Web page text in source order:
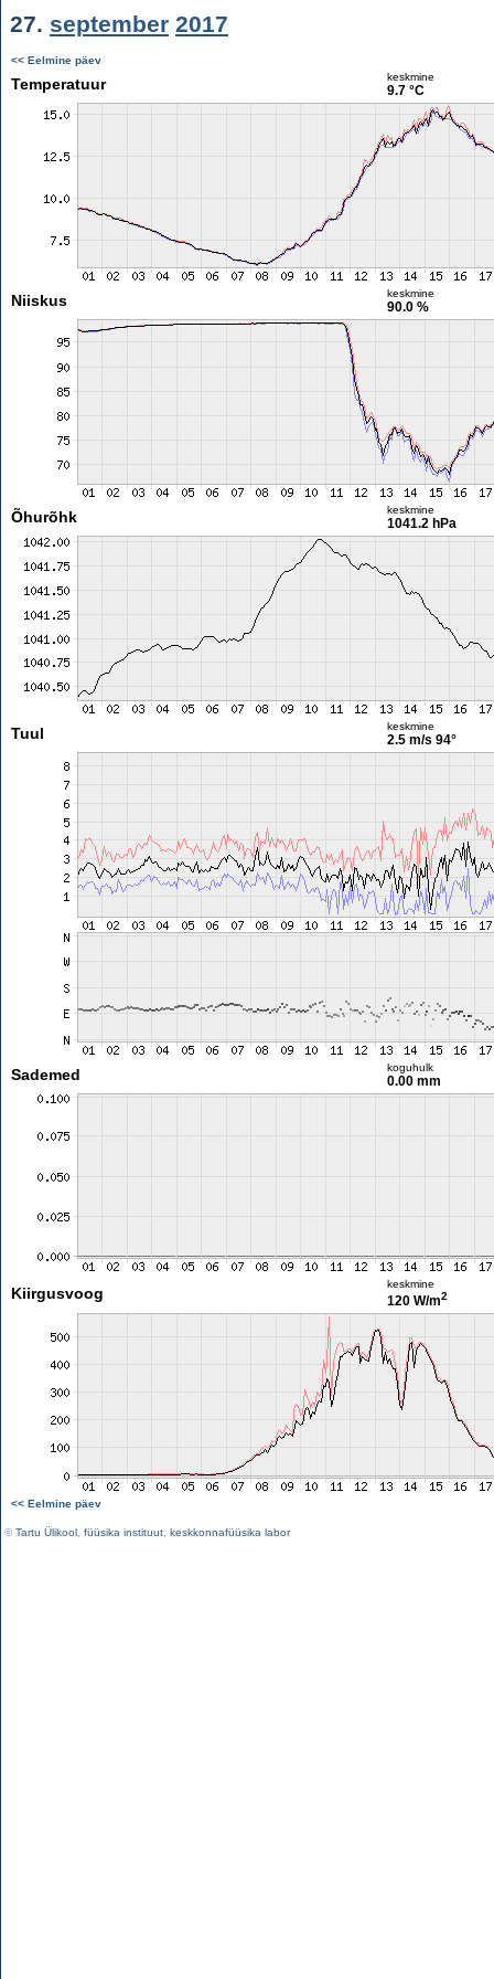
27. september 2017
<< Eelmine päev
Temperatuur keskmine
9.7 °C
Niiskus keskmine
90.0 %
Õhurõhk keskmine
1041.2 hPa
Tuul keskmine
2.5 m/s 94°
Sademed koguhulk
0.00 mm
Kiirgusvoog
keskmine
120 W/m2
<< Eelmine päev
©Tartu Ülikool füüsika instituut keskkonnafüüsika labor